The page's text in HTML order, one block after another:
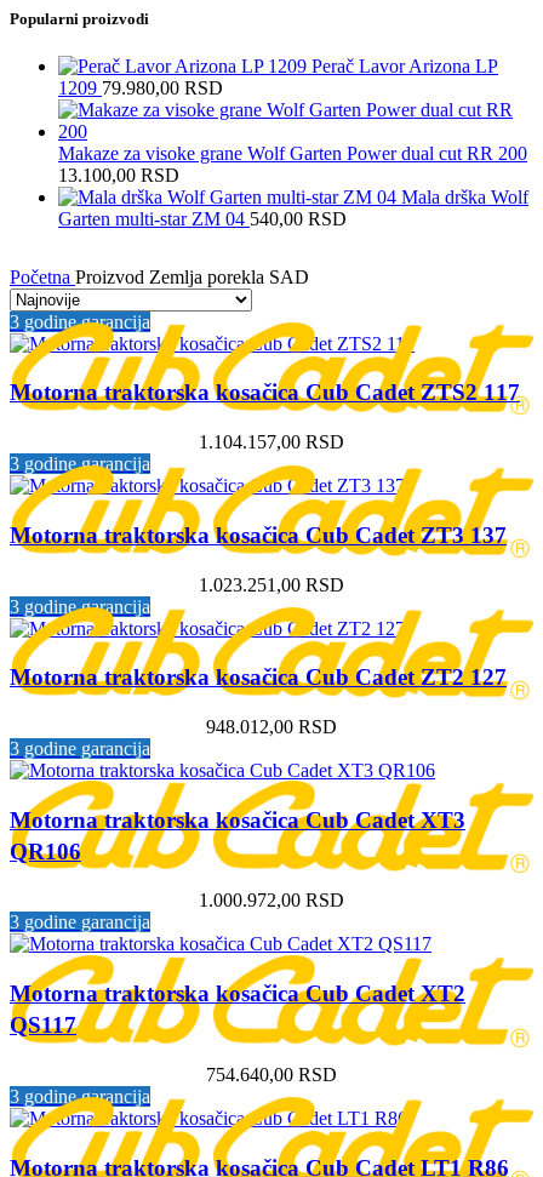
Popularni proizvodi
Perač Lavor Arizona LP
1209 79.980,00 RSD
Makaze za visoke grane Wolf Garten Power dual cut RR 200
13.100,00 RSD
Mala drška Wolf
Garten multi-star ZM 04 540,00 RSD
Početna Proizvod Zemlja porekla SAD
3 godine garancija
Motorna traktorska kosačica Cub Cadet ZTS2 117
1.104.157,00 RSD
3 godine garancija
Motorna traktorska kosačica Cub Cadet ZT3 137
1.023.251,00 RSD
3 godine garancija
Motorna traktorska kosačica Cub Cadet ZT2 127
948.012,00 RSD
3 godine garancija
Motorna traktorska kosačica Cub Cadet XT3
QR106
1.000.972,00 RSD
3 godine garancija
Motorna traktorska kosačica Cub Cadet XT2
QS117
754.640,00 RSD
3 godine garancija
Motorna traktorska kosačica Cub Cadet LT1 R86